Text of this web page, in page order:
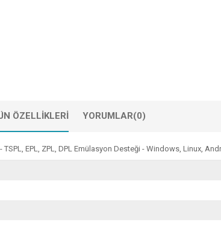
ÖZELLIKLERI YORUMLAR(0)
EPL, ZPL, DPL Emülasyon Desteği - Windows, Linux,